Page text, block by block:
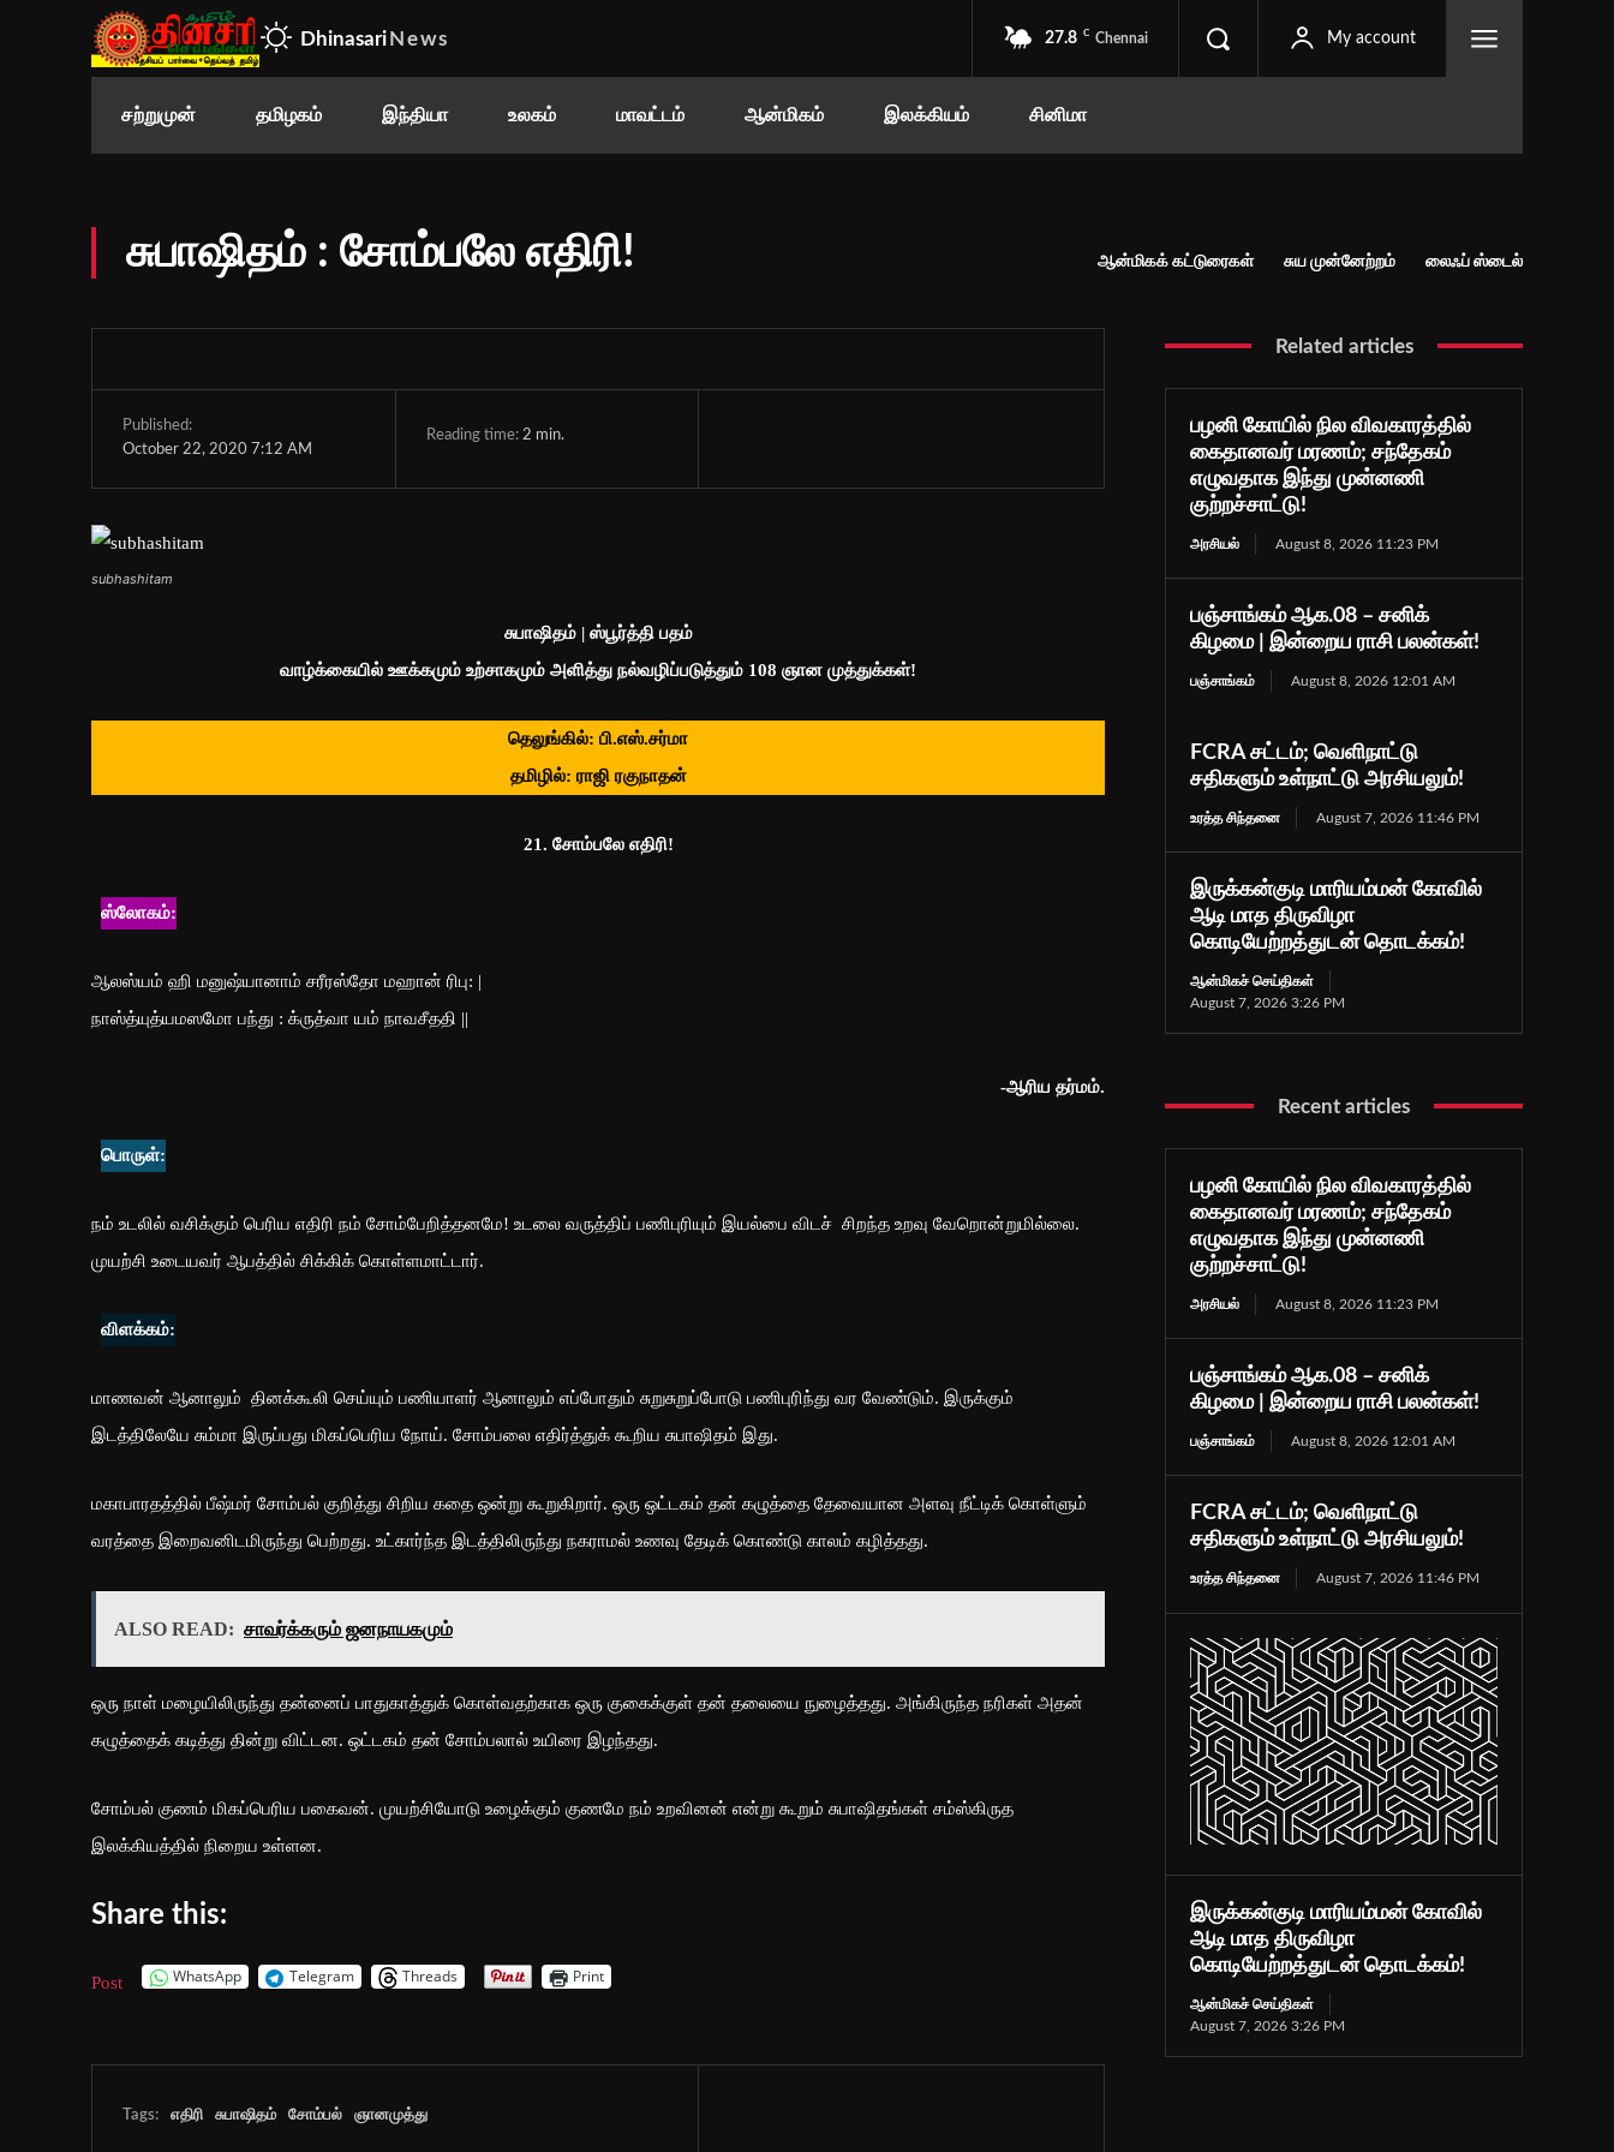
Dhinasari News 27.8 C Chennai My account
சற்றுமுன் தமிழகம் இந்தியா உலகம் மாவட்டம் ஆன்மிகம் இலக்கியம் சினிமா
சுபாஷிதம் : சோம்பலே எதிரி! ஆன்மிகக் கட்டுரைகள் சுய முன்னேற்றம் லைஃப் ஸ்டைல்
Published:
October 22, 2020 7:12 AM
Reading time: 2 min.
subhashitam
சுபாஷிதம் | ஸ்பூர்த்தி பதம்
வாழ்க்கையில் ஊக்கமும் உற்சாகமும் அளித்து நல்வழிப்படுத்தும் 108 ஞான முத்துக்கள்!
தெலுங்கில்: பி.எஸ்.சர்மா
தமிழில்: ராஜி ரகுநாதன்
21. சோம்பலே எதிரி!
ஸ்லோகம்:
ஆலஸ்யம் ஹி மனுஷ்யானாம் சரீரஸ்தோ மஹான் ரிபு: |
நாஸ்த்யுத்யமஸமோ பந்து : க்ருத்வா யம் நாவசீததி ||
-ஆரிய தர்மம்.
பொருள்:
நம் உடலில் வசிக்கும் பெரிய எதிரி நம் சோம்பேறித்தனமே! உடலை வருத்திப் பணிபுரியும் இயல்பை விடச் சிறந்த உறவு வேறொன்றுமில்லை.
முயற்சி உடையவர் ஆபத்தில் சிக்கிக் கொள்ளமாட்டார்.
விளக்கம்:
மாணவன் ஆனாலும் தினக்கூலி செய்யும் பணியாளர் ஆனாலும் எப்போதும் சுறுசுறுப்போடு பணிபுரிந்து வர வேண்டும். இருக்கும்
இடத்திலேயே சும்மா இருப்பது மிகப்பெரிய நோய். சோம்பலை எதிர்த்துக் கூறிய சுபாஷிதம் இது.
மகாபாரதத்தில் பீஷ்மர் சோம்பல் குறித்து சிறிய கதை ஒன்று கூறுகிறார். ஒரு ஒட்டகம் தன் கழுத்தை தேவையான அளவு நீட்டிக் கொள்ளும்
வரத்தை இறைவனிடமிருந்து பெற்றது. உட்கார்ந்த இடத்திலிருந்து நகராமல் உணவு தேடிக் கொண்டு காலம் கழித்தது.
ALSO READ: சாவர்க்கரும் ஜனநாயகமும்
ஒரு நாள் மழையிலிருந்து தன்னைப் பாதுகாத்துக் கொள்வதற்காக ஒரு குகைக்குள் தன் தலையை நுழைத்தது. அங்கிருந்த நரிகள் அதன்
கழுத்தைக் கடித்து தின்று விட்டன. ஒட்டகம் தன் சோம்பலால் உயிரை இழந்தது.
சோம்பல் குணம் மிகப்பெரிய பகைவன். முயற்சியோடு உழைக்கும் குணமே நம் உறவினன் என்று கூறும் சுபாஷிதங்கள் சம்ஸ்கிருத
இலக்கியத்தில் நிறைய உள்ளன.
Share this:
Post WhatsApp Telegram Threads Print
Tags: எதிரி சுபாஷிதம் சோம்பல் ஞானமுத்து
Related articles
பழனி கோயில் நில விவகாரத்தில்
கைதானவர் மரணம்; சந்தேகம்
எழுவதாக இந்து முன்னணி
குற்றச்சாட்டு!
அரசியல் August 8, 2026 11:23 PM
பஞ்சாங்கம் ஆக.08 – சனிக்
கிழமை | இன்றைய ராசி பலன்கள்!
பஞ்சாங்கம் August 8, 2026 12:01 AM
FCRA சட்டம்; வெளிநாட்டு
சதிகளும் உள்நாட்டு அரசியலும்!
உரத்த சிந்தனை August 7, 2026 11:46 PM
இருக்கன்குடி மாரியம்மன் கோவில்
ஆடி மாத திருவிழா
கொடியேற்றத்துடன் தொடக்கம்!
ஆன்மிகச் செய்திகள்
August 7, 2026 3:26 PM
Recent articles
பழனி கோயில் நில விவகாரத்தில்
கைதானவர் மரணம்; சந்தேகம்
எழுவதாக இந்து முன்னணி
குற்றச்சாட்டு!
அரசியல் August 8, 2026 11:23 PM
பஞ்சாங்கம் ஆக.08 – சனிக்
கிழமை | இன்றைய ராசி பலன்கள்!
பஞ்சாங்கம் August 8, 2026 12:01 AM
FCRA சட்டம்; வெளிநாட்டு
சதிகளும் உள்நாட்டு அரசியலும்!
உரத்த சிந்தனை August 7, 2026 11:46 PM
இருக்கன்குடி மாரியம்மன் கோவில்
ஆடி மாத திருவிழா
கொடியேற்றத்துடன் தொடக்கம்!
ஆன்மிகச் செய்திகள்
August 7, 2026 3:26 PM